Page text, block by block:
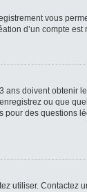
vous
d’un compte
doivent obtenir
ou que
des questions
utiliser. Contactez